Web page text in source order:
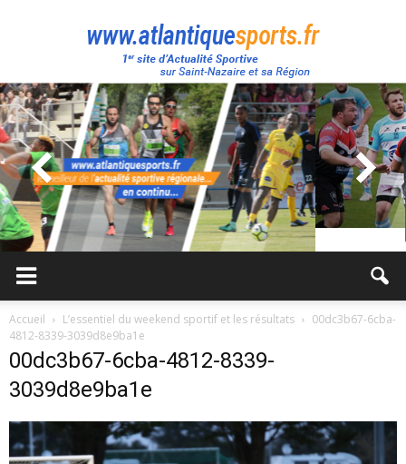
Atlantique
Sport
Accueil L’essentiel du weekend sportif et les résultats
00dc3b67-6cba-
4812-8339-3039d8e9ba1e
00dc3b67-6cba-4812-8339-
3039d8e9ba1e